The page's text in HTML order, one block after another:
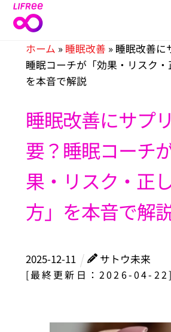
Skip
ホーム » 睡眠改善 »睡眠改善に
睡眠コーチが「効果・リスク・
を本音で解説
睡眠改善にサプ
要？睡眠コーチ
果・リスク・正
方」を本音で解
2025-12-11
サトウ未来
[最終更新日：2026-04-22]